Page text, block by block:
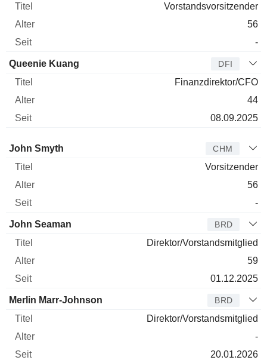
Vorstandsvorsitzender
56
-
Queenie Kuang DFI
Finanzdirektor/CFO
44
08.09.2025
Verwaltungsratsmitglied
John Smyth CHM
Vorsitzender
56
-
John Seaman BRD
Direktor/Vorstandsmitglied
59
01.12.2025
Merlin Marr-Johnson BRD
Direktor/Vorstandsmitglied
-
20.01.2026